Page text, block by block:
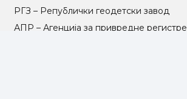
РГЗ – Републички геодетски завод
АПР – Агенција за привредне регистре